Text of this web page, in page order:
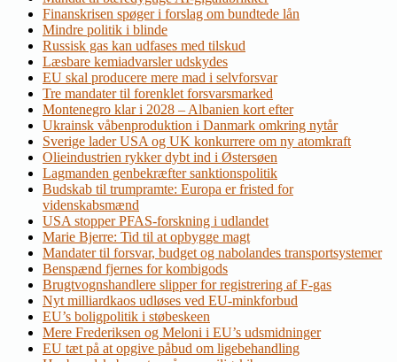
Finanskrisen spøger i forslag om bundtede lån
Mindre politik i blinde
Russisk gas kan udfases med tilskud
Læsbare kemiadvarsler udskydes
EU skal producere mere mad i selvforsvar
Tre mandater til forenklet forsvarsmarked
Montenegro klar i 2028 – Albanien kort efter
Ukrainsk våbenproduktion i Danmark omkring nytår
Sverige lader USA og UK konkurrere om ny atomkraft
Olieindustrien rykker dybt ind i Østersøen
Lagmanden genbekræfter sanktionspolitik
Budskab til trumpramte: Europa er fristed for
videnskabsmænd
USA stopper PFAS-forskning i udlandet
Marie Bjerre: Tid til at opbygge magt
Mandater til forsvar, budget og nabolandes transportsystemer
Benspænd fjernes for kombigods
Brugtvognshandlere slipper for registrering af F-gas
Nyt milliardkaos udløses ved EU-minkforbud
EU’s boligpolitik i støbeskeen
Mere Frederiksen og Meloni i EU’s udsmidninger
EU tæt på at opgive påbud om ligebehandling